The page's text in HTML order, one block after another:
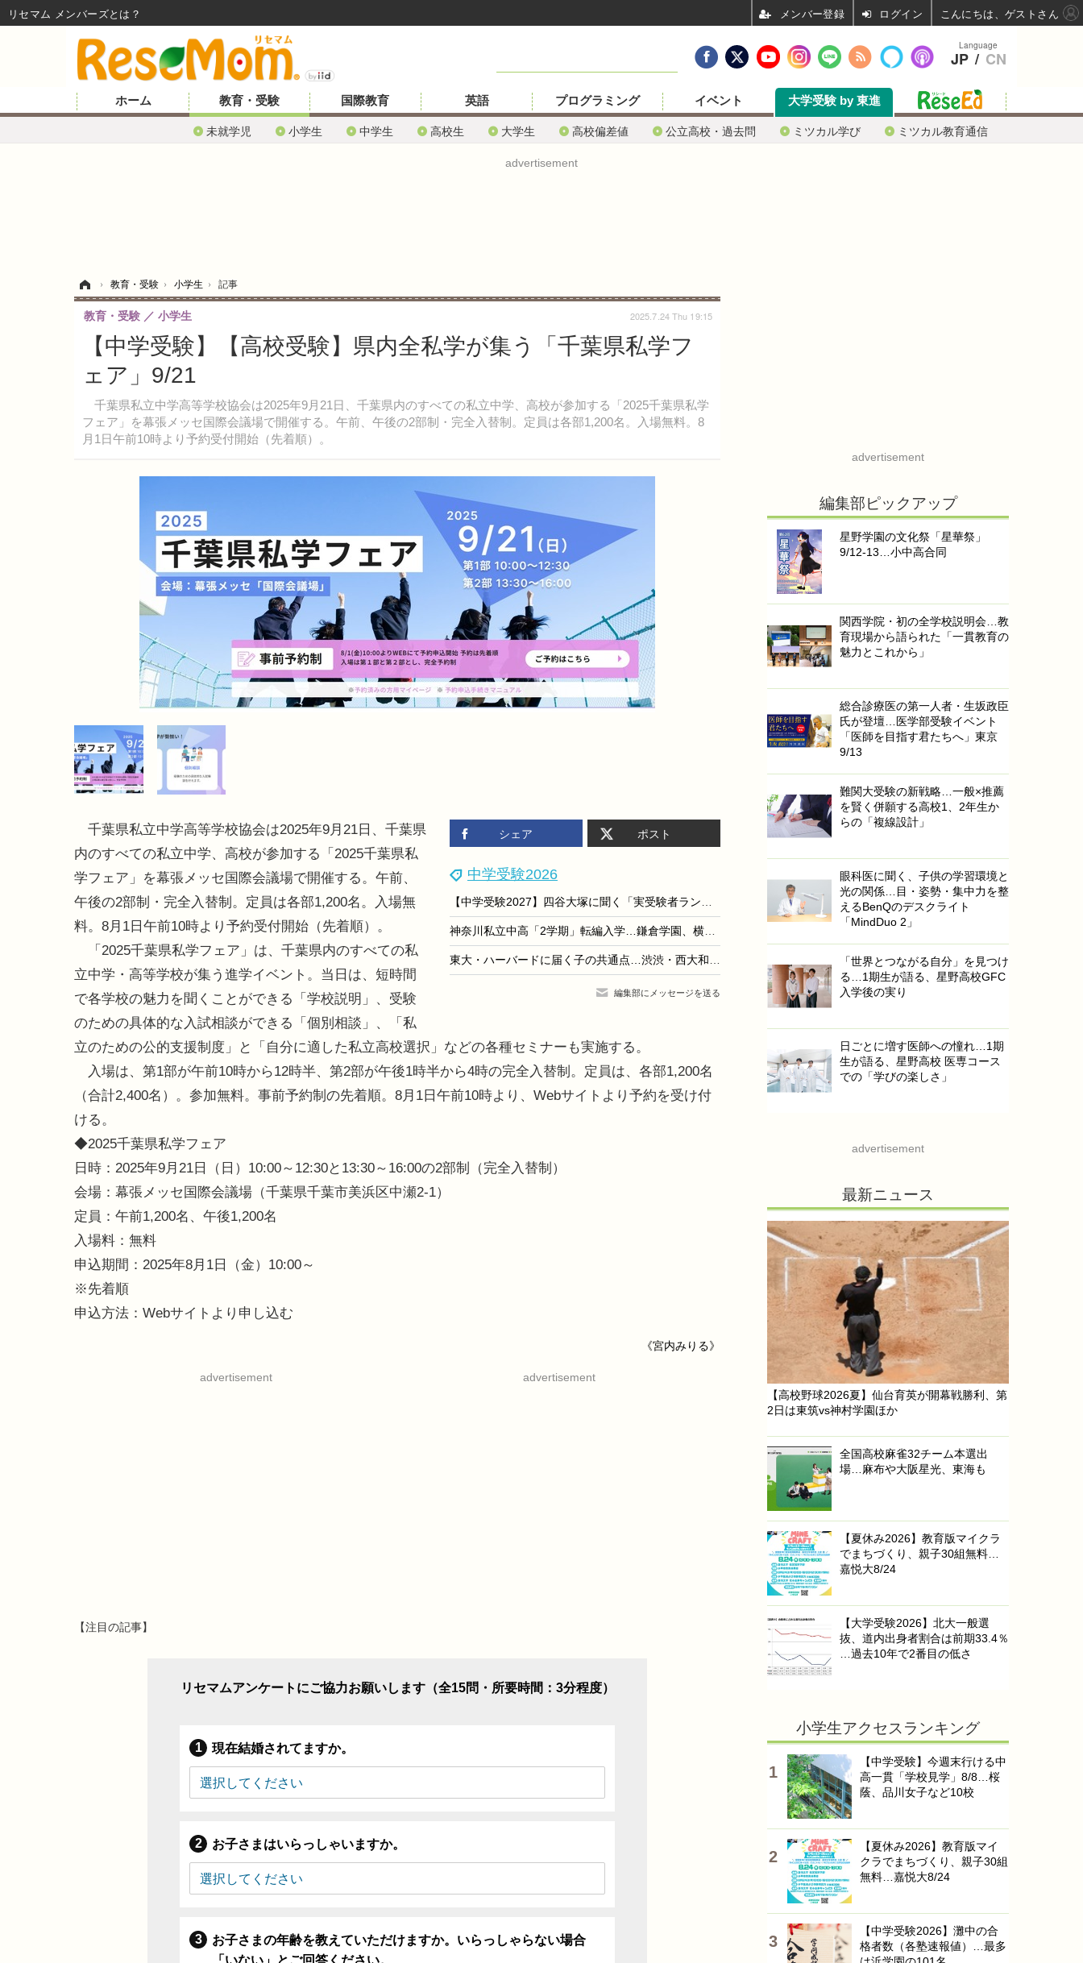
ホーム 教育・受験
未就学児 小学生 中学生 高校生 大学生 高校偏差値 公立高校・過去問 ミツカル学び ミツカル教育通信
国際教育 英語 プログラミング イベント 大学受験 by 東進
advertisement
› 教育・受験 › 小学生 › 記事
【中学受験】【高校受験】県内全私学が集う「千葉県私学フ
ェア」9/21
千葉県私立中学高等学校協会は2025年9月21日、千葉県内のすべての私立中学、高校が参加する「2025千葉県私学
フェア」を幕張メッセ国際会議場で開催する。午前、午後の2部制・完全入替制。定員は各部1,200名。入場無料。8
月1日午前10時より予約受付開始（先着順）。
教育・受験 小学生 2025.7.24 Thu 19:15
シェア ポスト
中学受験2026
【中学受験2027】四谷大塚に聞く「実受験者ランキング」にみる学校選びの新潮流
神奈川私立中高「2学期」転編入学…鎌倉学園、横浜女学院など71校
東大・ハーバードに届く子の共通点…渋渋・西大和学園校長が語る「非認知スキル」が伸びる環境とは
編集部にメッセージを送る
千葉県私立中学高等学校協会は2025年9月21日、千葉県
内のすべての私立中学、高校が参加する「2025千葉県私
学フェア」を幕張メッセ国際会議場で開催する。午前、
午後の2部制・完全入替制。定員は各部1,200名。入場無
料。8月1日午前10時より予約受付開始（先着順）。
「2025千葉県私学フェア」は、千葉県内のすべての私
立中学・高等学校が集う進学イベント。当日は、短時間
で各学校の魅力を聞くことができる「学校説明」、受験
のための具体的な入試相談ができる「個別相談」、「私
立のための公的支援制度」と「自分に適した私立高校選択」などの各種セミナーも実施する。
入場は、第1部が午前10時から12時半、第2部が午後1時半から4時の完全入替制。定員は、各部1,200名
（合計2,400名）。参加無料。事前予約制の先着順。8月1日午前10時より、Webサイトより予約を受け付
ける。
◆2025千葉県私学フェア
日時：2025年9月21日（日）10:00～12:30と13:30～16:00の2部制（完全入替制）
会場：幕張メッセ国際会議場（千葉県千葉市美浜区中瀬2-1）
定員：午前1,200名、午後1,200名
入場料：無料
申込期間：2025年8月1日（金）10:00～
※先着順
申込方法：Webサイトより申し込む
《宮内みりる》
advertisement advertisement
【注目の記事】
リセマムアンケートにご協力お願いします（全15問・所要時間：3分程度）
現在結婚されてますか。
お子さまはいらっしゃいますか。
お子さまの年齢を教えていただけますか。いらっしゃらない場合
「いない」とご回答ください。
advertisement
編集部ピックアップ
星野学園の文化祭「星華祭」
9/12-13…小中高合同
関西学院・初の全学校説明会…教
育現場から語られた「一貫教育の
魅力とこれから」
総合診療医の第一人者・生坂政臣
氏が登壇…医学部受験イベント
「医師を目指す君たちへ」東京
9/13
難関大受験の新戦略…一般×推薦
を賢く併願する高校1、2年生か
らの「複線設計」
眼科医に聞く、子供の学習環境と
光の関係…目・姿勢・集中力を整
えるBenQのデスクライト
「MindDuo 2」
「世界とつながる自分」を見つけ
る…1期生が語る、星野高校GFC
入学後の実り
日ごとに増す医師への憧れ…1期
生が語る、星野高校 医専コース
での「学びの楽しさ」
advertisement
最新ニュース
【高校野球2026夏】仙台育英が開幕戦勝利、第
2日は東筑vs神村学園ほか
全国高校麻雀32チーム本選出
場…麻布や大阪星光、東海も
【夏休み2026】教育版マイクラ
でまちづくり、親子30組無料…
嘉悦大8/24
【大学受験2026】北大一般選
抜、道内出身者割合は前期33.4％
…過去10年で2番目の低さ
小学生アクセスランキング
【中学受験】今週末行ける中
高一貫「学校見学」8/8…桜
蔭、品川女子など10校
【夏休み2026】教育版マイ
クラでまちづくり、親子30組
無料…嘉悦大8/24
【中学受験2026】灘中の合
格者数（各塾速報値）…最多
Language
JP / CN
リセマム メンバーズ ログイン こんにちは、ゲストさん